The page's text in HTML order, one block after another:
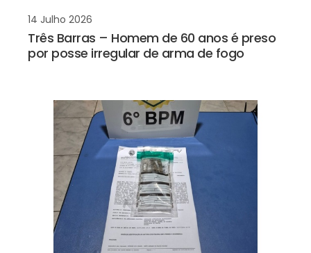
14 Julho 2026
Três Barras – Homem de 60 anos é preso
por posse irregular de arma de fogo